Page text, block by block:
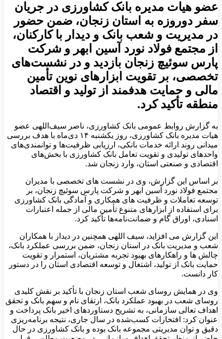
عضو هیات ‌مدیره بانک کشاورزی در جریان
سفر دو‌روزه به استان زنجان، ضمن حضور
در مدیریت و شعب بانک و دیدار با کارکنان،
از مجتمع فولاد نورد آسین ابهر و شرکت
پارس سوئیچ زنجان بازدید و در نشست‌های
تخصصی، بر تقویت ابزارهای نوین تأمین
مالی و حمایت هدفمند از تولید و اقتصاد
منطقه تأکید کرد.
به گزارش روابط عمومی بانک کشاورزی، ناصر سیف‌اللهی عضو
هیات ‌مدیره بانک کشاورزی، روز یکشنبه ۱۴ دی‌ماه با هدف بررسی
میدانی روند ارائه خدمات بانکی، ارزیابی ظرفیت‌ها و توانمندی‌های
واحدهای تولیدی و تقویت تعامل بانک کشاورزی با بخش‌های
اقتصادی و صنعتی استان، وارد زنجان شد.
بر اساس این گزارش، وی در نشست های تخصصی با مدیران
مجتمع فولاد نورد آسین ابهر و شرکت پارس سوئیچ زنجان، بر
توسعه تعاملات و ظرفیت های همکاری و آمادگی بانک کشاورزی
برای استفاده از ابزارهای متنوع تأمین مالی از جمله اعتبارات
اسنادی، اوراق گام و ضمانت‌نامه‌ها تأکید کرد.
این گزارش می افزاید، سیف اللهی همچنین در دیدار با همکاران
شعب و مدیریت بانک در استان زنجان، ضمن بررسی عملکرد بانک،
چالش ها و راهکارهای بهبود تجربه مشتریان، استمرار و تقویت
حمایت بانک از تولید، اشتغال و توسعه اقتصادی استان را در دستور
کار دانست.
وی در همایش روسای شعب استان زنجان با تأکید بر نقش کلیدی
روسای شعب در بهبود عملکرد بانک، ارتقای نام و سهم بانک و تحقق
اهداف تعالی سازمانی، به تشریح دستاوردهای اخیر بانک پرداخت و
عنوان کرد: افتخارات کسب‌شده در سال جاری، نتیجه برنامه‌ریزی
دقیق و توان مدیریتی مجموعه بانک بوده و بانک کشاورزی در حال